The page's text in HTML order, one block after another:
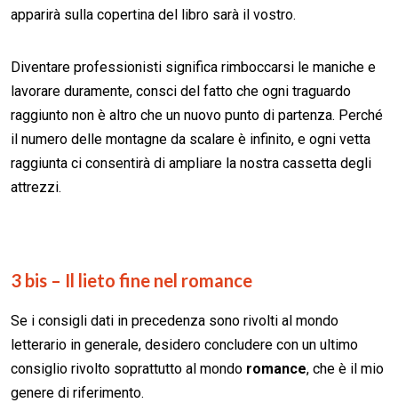
apparirà sulla copertina del libro sarà il vostro.
Diventare professionisti significa rimboccarsi le maniche e
lavorare duramente, consci del fatto che ogni traguardo
raggiunto non è altro che un nuovo punto di partenza. Perché
il numero delle montagne da scalare è infinito, e ogni vetta
raggiunta ci consentirà di ampliare la nostra cassetta degli
attrezzi.
3 bis – Il lieto fine nel romance
Se i consigli dati in precedenza sono rivolti al mondo
letterario in generale, desidero concludere con un ultimo
consiglio rivolto soprattutto al mondo romance, che è il mio
genere di riferimento.